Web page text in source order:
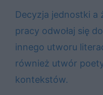
Decyzja jednostki a
pracy odwołaj się
innego utworu
również utwór
kontekstów.